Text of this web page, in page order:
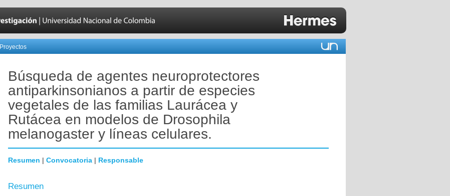
Proyectos
Búsqueda de agentes neuroprotectores
antiparkinsonianos a partir de especies
vegetales de las familias Laurácea y
Rutácea en modelos de Drosophila
melanogaster y líneas celulares.
Resumen | Convocatoria | Responsable
Resumen